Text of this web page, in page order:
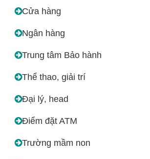
Cửa hàng
Ngân hàng
Trung tâm Bảo hành
Thể thao, giải trí
Đại lý, head
Điểm đặt ATM
Trường mầm non